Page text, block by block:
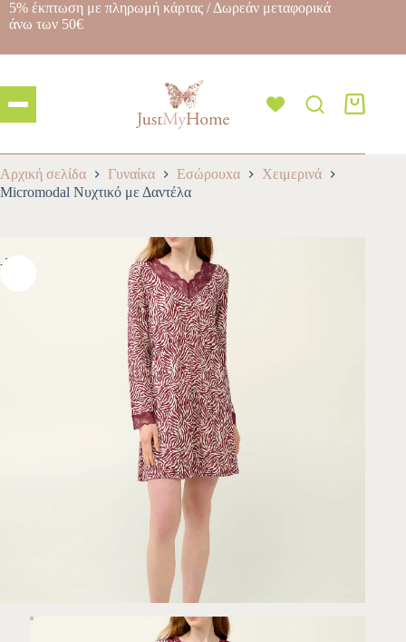
5% έκπτωση με πληρωμή κάρτας / Δωρεάν μεταφορικά
άνω των 50€
Αρχική σελίδα Γυναίκα Εσώρουxα
Χειμερινά
Micromodal Νυχτικό με Δαντέλα
-30%